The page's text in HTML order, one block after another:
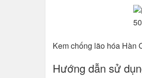
Kem chống lão hóa Hàn
Hướng dẫn sử